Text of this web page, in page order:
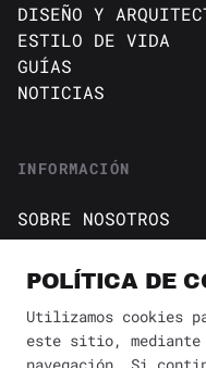
DISEÑO Y
ESTILO DE VIDA
GUÍAS
NOTICIAS
INFORMACIÓN
SOBRE NOSOTROS
CONTACTO
Política de
AVISO DE
POLÍTICA DE
Utilizamos cookies
este sitio,